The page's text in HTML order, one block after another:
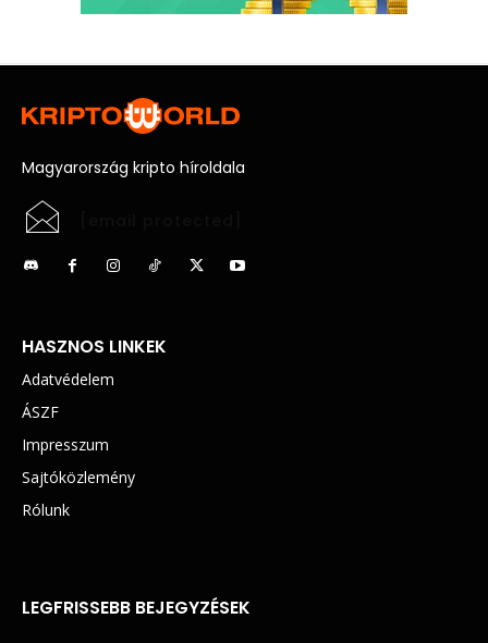
Magyarország kripto híroldala
HASZNOS LINKEK
Adatvédelem
ÁSZF
Impresszum
Sajtóközlemény
Rólunk
LEGFRISSEBB BEJEGYZÉSEK